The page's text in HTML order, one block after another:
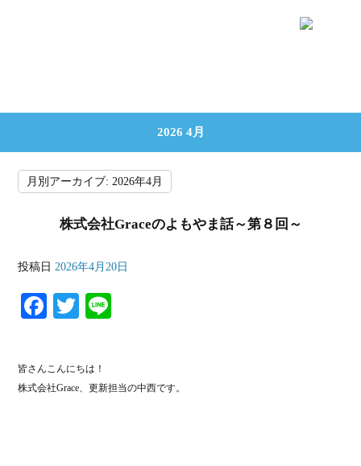
2026 4月
月別アーカイブ:2026年4月
株式会社Graceのよもやま話～第８回～
投稿日 2026年4月20日
Fa
bo
ok
T
tte
r
皆さんこんにちは！
株式会社Grace、更新担当の中西です。